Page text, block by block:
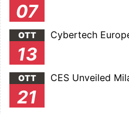
07
OTT
13
Cybertech
OTT
21
CES Unveiled